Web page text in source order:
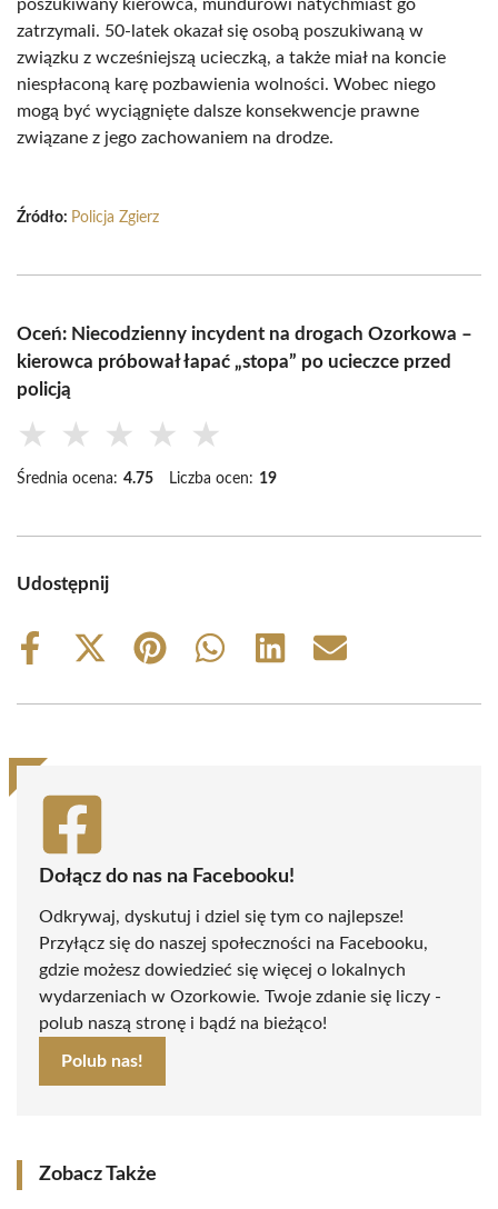
poszukiwany kierowca, mundurowi natychmiast go
zatrzymali. 50-latek okazał się osobą poszukiwaną w
związku z wcześniejszą ucieczką, a także miał na koncie
niespłaconą karę pozbawienia wolności. Wobec niego
mogą być wyciągnięte dalsze konsekwencje prawne
związane z jego zachowaniem na drodze.
Źródło: Policja Zgierz
Oceń: Niecodzienny incydent na drogach Ozorkowa –
kierowca próbował łapać „stopa” po ucieczce przed
policją
★ ★ ★ ★ ★
Średnia ocena: 4.75 Liczba ocen: 19
Udostępnij
Share
Share
(Twitter)
Share
Share
Share
Share
Dołącz do nas na Facebooku!
Odkrywaj, dyskutuj i dziel się tym co najlepsze!
Przyłącz się do naszej społeczności na Facebooku,
gdzie możesz dowiedzieć się więcej o lokalnych
wydarzeniach w Ozorkowie. Twoje zdanie się liczy -
polub naszą stronę i bądź na bieżąco!
Polub nas!
Zobacz Także